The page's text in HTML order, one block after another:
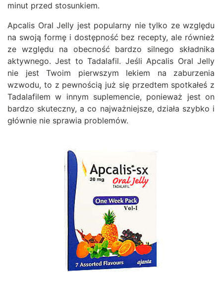
minut przed stosunkiem.
Apcalis Oral Jelly jest popularny nie tylko ze względu
na swoją formę i dostępność bez recepty, ale również
ze względu na obecność bardzo silnego składnika
aktywnego. Jest to Tadalafil. Jeśli Apcalis Oral Jelly
nie jest Twoim pierwszym lekiem na zaburzenia
wzwodu, to z pewnością już się przedtem spotkałeś z
Tadalafilem w innym suplemencie, ponieważ jest on
bardzo skuteczny, a co najważniejsze, działa szybko i
głównie nie sprawia problemów.